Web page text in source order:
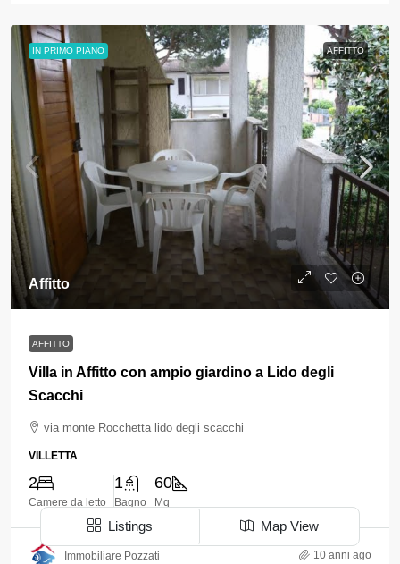
IN PRIMO PIANO AFFITTO
Affitto
AFFITTO
Villa in Affitto con ampio giardino a Lido degli
Scacchi
via monte Rocchetta lido degli scacchi
VILLETTA
2
Camere da letto
1
Bagno
60
Mq
Immobiliare Pozzati 10 anni ago
Listings Map View